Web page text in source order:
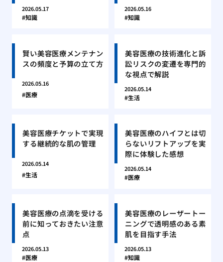
2026.05.17
知識
2026.05.16
知識
賢い美容医療メンテナン
スの頻度と予算の立て方
2026.05.16
医療
美容医療の技術進化と訴
訟リスクの変遷を専門的
な視点で解説
2026.05.14
生活
美容医療チケットで実現
する継続的な肌の管理
2026.05.14
生活
美容医療のハイフとは切
らないリフトアップを実
際に体験した感想
2026.05.14
医療
美容医療の点滴を受ける
前に知っておきたい注意
点
2026.05.13
医療
美容医療のレーザートー
ニングで透明感のある素
肌を目指す手法
2026.05.13
知識